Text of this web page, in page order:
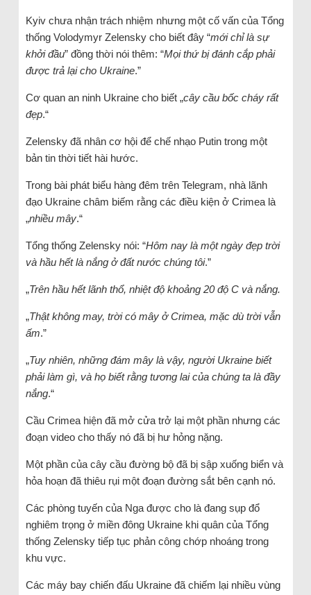
Kyiv chưa nhận trách nhiệm nhưng một cố vấn của Tổng
thống Volodymyr Zelensky cho biết đây “mới chỉ là sự
khởi đầu” đồng thời nói thêm: “Mọi thứ bị đánh cắp phải
được trả lại cho Ukraine.”
Cơ quan an ninh Ukraine cho biết „cây cầu bốc cháy rất
đẹp.“
Zelensky đã nhân cơ hội để chế nhạo Putin trong một
bản tin thời tiết hài hước.
Trong bài phát biểu hàng đêm trên Telegram, nhà lãnh
đạo Ukraine châm biếm rằng các điều kiện ở Crimea là
„nhiều mây.“
Tổng thống Zelensky nói: “Hôm nay là một ngày đẹp trời
và hầu hết là nắng ở đất nước chúng tôi.”
„Trên hầu hết lãnh thổ, nhiệt độ khoảng 20 độ C và nắng.
„Thật không may, trời có mây ở Crimea, mặc dù trời vẫn
ấm.”
„Tuy nhiên, những đám mây là vậy, người Ukraine biết
phải làm gì, và họ biết rằng tương lai của chúng ta là đầy
nắng.“
Cầu Crimea hiện đã mở cửa trở lại một phần nhưng các
đoạn video cho thấy nó đã bị hư hỏng nặng.
Một phần của cây cầu đường bộ đã bị sập xuống biển và
hỏa hoạn đã thiêu rụi một đoạn đường sắt bên cạnh nó.
Các phòng tuyến của Nga được cho là đang sụp đổ
nghiêm trọng ở miền đông Ukraine khi quân của Tổng
thống Zelensky tiếp tục phản công chớp nhoáng trong
khu vực.
Các máy bay chiến đấu Ukraine đã chiếm lại nhiều vùng